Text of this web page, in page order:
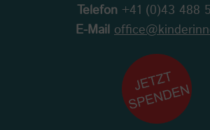
Telefon +41 (0)43 488
E-Mail